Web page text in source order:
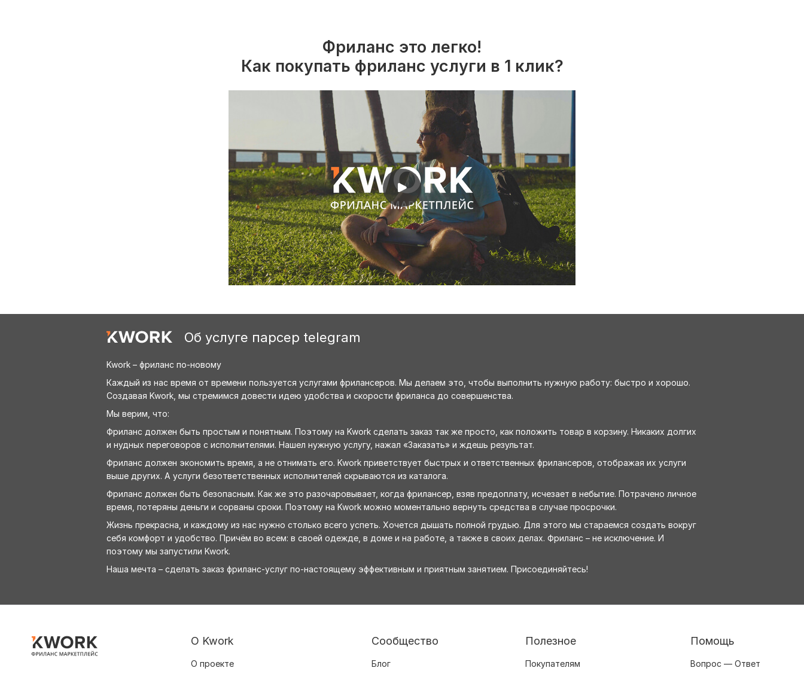
Фриланс это легко!
Как покупать фриланс услуги в 1 клик?
Об услуге парсер telegram
Kwork – фриланс по-новому
Каждый из нас время от времени пользуется услугами фрилансеров. Мы делаем это, чтобы выполнить нужную работу: быстро и хорошо.
Создавая Kwork, мы стремимся довести идею удобства и скорости фриланса до совершенства.
Мы верим, что:
Фриланс должен быть простым и понятным. Поэтому на Kwork сделать заказ так же просто, как положить товар в корзину. Никаких долгих
и нудных переговоров с исполнителями. Нашел нужную услугу, нажал «Заказать» и ждешь результат.
Фриланс должен экономить время, а не отнимать его. Kwork приветствует быстрых и ответственных фрилансеров, отображая их услуги
выше других. А услуги безответственных исполнителей скрываются из каталога.
Фриланс должен быть безопасным. Как же это разочаровывает, когда фрилансер, взяв предоплату, исчезает в небытие. Потрачено личное
время, потеряны деньги и сорваны сроки. Поэтому на Kwork можно моментально вернуть средства в случае просрочки.
Жизнь прекрасна, и каждому из нас нужно столько всего успеть. Хочется дышать полной грудью. Для этого мы стараемся создать вокруг
себя комфорт и удобство. Причём во всем: в своей одежде, в доме и на работе, а также в своих делах. Фриланс – не исключение. И
поэтому мы запустили Kwork.
Наша мечта – сделать заказ фриланс-услуг по-настоящему эффективным и приятным занятием. Присоединяйтесь!
О Kwork
О проекте
Сообщество
Блог
Полезное
Покупателям
Помощь
Вопрос — Ответ